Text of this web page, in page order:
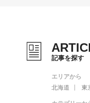
記事を探す
エリアから
北海道
東